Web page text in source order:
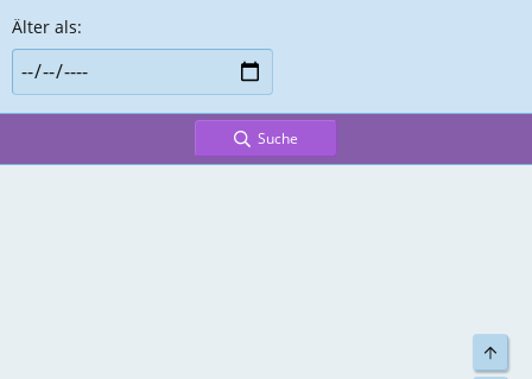
Älter als
Suche